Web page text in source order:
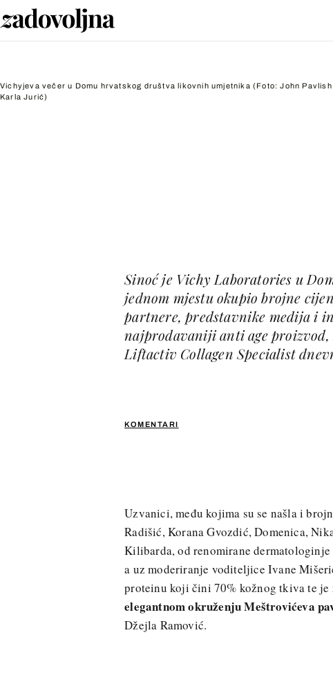
Vichyjeva večer u Domu hrvatskog društva likovnih umjetnika(Foto: John Pavlish
Karla Jurić)
KOMENTARI
Sinoć je Vichy Laboratories u
jednom mjestu okupio brojne
partnere, predstavnike medija i
najprodavaniji anti age proizvod,
Liftactiv Collagen Specialist
Uzvanici, među kojima su se našla i
Radišić, Korana Gvozdić, Domenica,
Kilibarda, od renomirane
a uz moderiranje voditeljice Ivane
proteinu koji čini 70% kožnog tkiva te je
elegantnom okruženju Meštrovićeva
Džejla Ramović.